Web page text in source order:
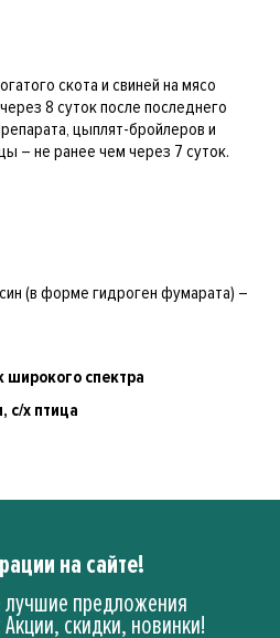
скота и свиней на мясо
8 суток после последнего
цыплят-бройлеров и
– не ранее чем через 7 суток.
(в форме гидроген фумарата) –
широкого спектра
с/х птица
на сайте!
предложения
скидки, новинки!